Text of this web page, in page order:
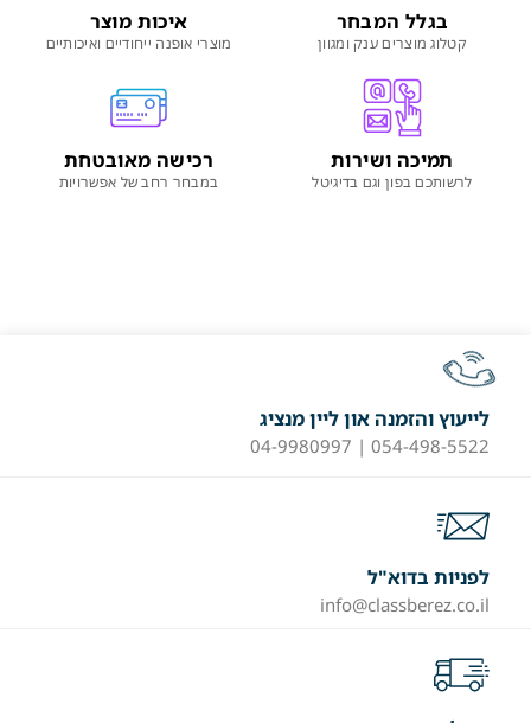
בגלל המבחר
קטלוג מוצרים ענק ומגוון
איכות מוצר
מוצרי אופנה ייחודיים ואיכותיים
תמיכה ושירות
לרשותכם בפון וגם בדיגיטל
רכישה מאובטחת
במבחר רחב של אפשרויות
לייעוץ והזמנה און ליין מנציג
054-498-5522 | 04-9980997
לפניות בדוא"ל
info@classberez.co.il